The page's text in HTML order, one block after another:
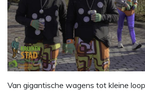
Van gigantische wagens tot kleine